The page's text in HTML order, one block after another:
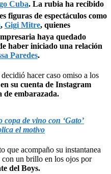
Cuba. La rubia ha recibido
figuras de espectáculos como
, Gigi Mitre, quienes
haya quedado
haber iniciado una relación
Paredes.
decidió hacer caso omiso a los
su cuenta de Instagram
de embarazada.
de vino con ‘Gato’
el motivo
que acompaño su instantanea
un brillo en los ojos por
del Boys.